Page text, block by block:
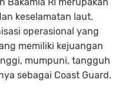
keselamatan laut.
operasional yang
memiliki kejuangan
mumpuni, tangguh
sebagai Coast Guard.